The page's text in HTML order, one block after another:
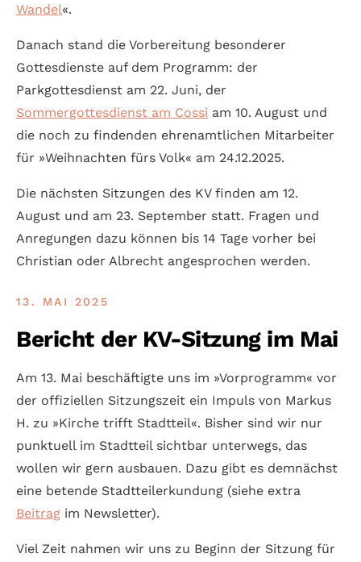
Wandel«.
Danach stand die Vorbereitung besonderer
Gottesdienste auf dem Programm: der
Parkgottesdienst am 22. Juni, der
Sommergottesdienst am Cossi am 10. August und
die noch zu findenden ehrenamtlichen Mitarbeiter
für »Weihnachten fürs Volk« am 24.12.2025.
Die nächsten Sitzungen des KV finden am 12.
August und am 23. September statt. Fragen und
Anregungen dazu können bis 14 Tage vorher bei
Christian oder Albrecht angesprochen werden.
13. MAI 2025
Bericht der KV-Sitzung im Mai
Am 13. Mai beschäftigte uns im »Vor­programm« vor
der offiziellen Sitzungs­zeit ein Impuls von Markus
H. zu »Kirche trifft Stadt­teil«. Bisher sind wir nur
punktuell im Stadt­teil sichtbar unter­wegs, das
wollen wir gern aus­bauen. Dazu gibt es demnächst
eine betende Stadt­teil­erkundung (siehe extra
Beitrag im News­letter).
Viel Zeit nahmen wir uns zu Beginn der Sitzung für